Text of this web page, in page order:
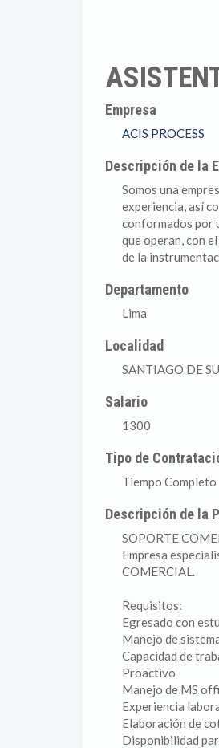
Empresa
ACIS PROCESS
Descripción de la
Somos una
experiencia, así
conformados por
que operan, con
de la
Departamento
Lima
Localidad
SANTIAGO DE
Salario
1300
Tipo de
Tiempo Completo
Descripción de la
SOPORTE
Empresa
COMERCIAL.
Requisitos:
Egresado con
Manejo de
Capacidad de
Proactivo
Manejo de MS
Experiencia
Elaboración de
Disponibilidad